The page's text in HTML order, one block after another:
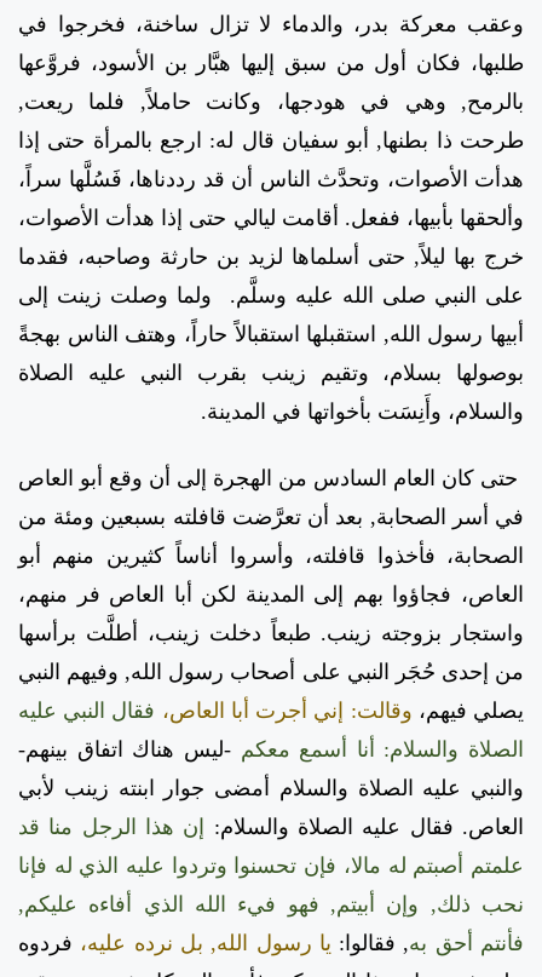
وعقب معركة بدر، والدماء لا تزال ساخنة، فخرجوا في
طلبها، فكان أول من سبق إليها هبَّار بن الأسود، فروَّعها
بالرمح, وهي في هودجها، وكانت حاملاً, فلما ريعت,
طرحت ذا بطنها, أبو سفيان قال له: ارجع بالمرأة حتى إذا
هدأت الأصوات، وتحدَّث الناس أن قد رددناها، فَسُلَّها سراً،
وألحقها بأبيها، ففعل. أقامت ليالي حتى إذا هدأت الأصوات،
خرج بها ليلاً, حتى أسلماها لزيد بن حارثة وصاحبه، فقدما
على النبي صلى الله عليه وسلَّم. ولما وصلت زينت إلى
أبيها رسول الله, استقبلها استقبالاً حاراً، وهتف الناس بهجةً
بوصولها بسلام، وتقيم زينب بقرب النبي عليه الصلاة
والسلام، وأَنِسَت بأخواتها في المدينة.
حتى كان العام السادس من الهجرة إلى أن وقع أبو العاص
في أسر الصحابة, بعد أن تعرَّضت قافلته بسبعين ومئة من
الصحابة، فأخذوا قافلته، وأسروا أناساً كثيرين منهم أبو
العاص، فجاؤوا بهم إلى المدينة لكن أبا العاص فر منهم،
واستجار بزوجته زينب. طبعاً دخلت زينب، أطلَّت برأسها
من إحدى حُجَر النبي على أصحاب رسول الله, وفيهم النبي
يصلي فيهم، وقالت: إني أجرت أبا العاص، فقال النبي عليه
الصلاة والسلام: أنا أسمع معكم -ليس هناك اتفاق بينهم-
والنبي عليه الصلاة والسلام أمضى جوار ابنته زينب لأبي
العاص. فقال عليه الصلاة والسلام: إن هذا الرجل منا قد
علمتم أصبتم له مالا، فإن تحسنوا وتردوا عليه الذي له فإنا
نحب ذلك, وإن أبيتم, فهو فيء الله الذي أفاءه عليكم,
فأنتم أحق به, فقالوا: يا رسول الله, بل نرده عليه، فردوه